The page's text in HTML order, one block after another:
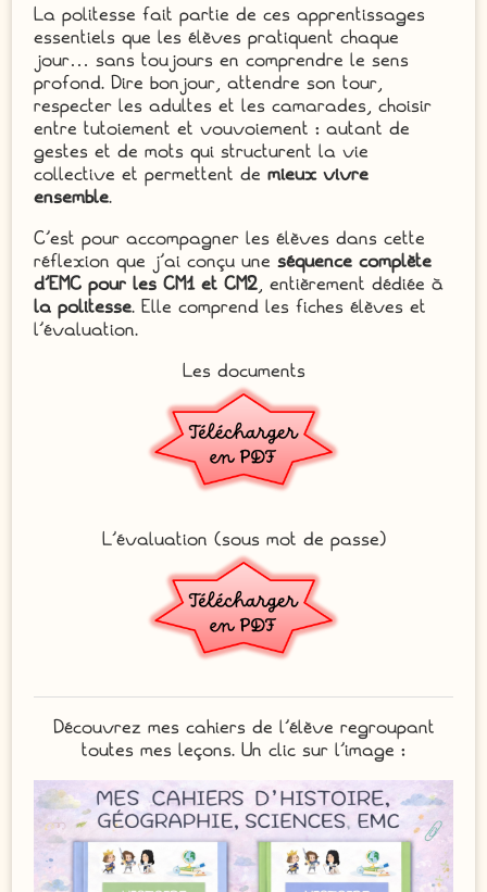
La politesse fait partie de ces apprentissages
essentiels que les élèves pratiquent chaque
jour… sans toujours en comprendre le sens
profond. Dire bonjour, attendre son tour,
respecter les adultes et les camarades, choisir
entre tutoiement et vouvoiement : autant de
gestes et de mots qui structurent la vie
collective et permettent demieux vivre
ensemble.
C’est pour accompagner les élèves dans cette
réflexion que j’ai conçu uneséquence complète
d’EMC pour les CM1 et CM2, entièrement dédiée à
la politesse. Elle comprend les fiches élèves et
l’évaluation.
Les documents
L’évaluation (sous mot de passe)
Découvrez mes cahiers de l’élève regroupant
toutes mes leçons. Un clic sur l’image :